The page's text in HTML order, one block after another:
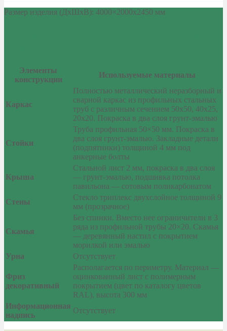
Размер изделия (ДхШхВ): 4000×2000х2450 мм
Элементы
конструкции
Используемые материалы
Каркас
Полностью металлический неразборный и
сварной каркас из профильных стальных
труб с различным сечением 50х50, 40х25,
20х20. Покраска в два слоя грунт-эмалью
Стойки
Труба профильная 50×50 мм. Покраска в
два слоя грунт-эмалью. Закладные детали
(подпятники) толщиной 4 мм под
анкерные болты
Крыша
Стальной лист 2 мм, покраска в два слоя
— грунт-эмалью, подшивка потолка
павильона — сотовым поликарбонатом
Стены
Стекло триплекс двухслойное толщиной 9
мм (прозрачное)
Скамья
Без спинки. Вместо нее ограничители в 3
ряда из профильной трубы 20×20. Скамья
— деревянный настил с покрытием
морилкой или эмалью
Урна
Отсутствует
Фриз
декоративный
Располагается по периметру. Материал —
оцинкованный лист с полимерным
покрытием (цвет по каталогу цветов
RAL), высота 300 мм
Информационная
надпись
Отсутствует